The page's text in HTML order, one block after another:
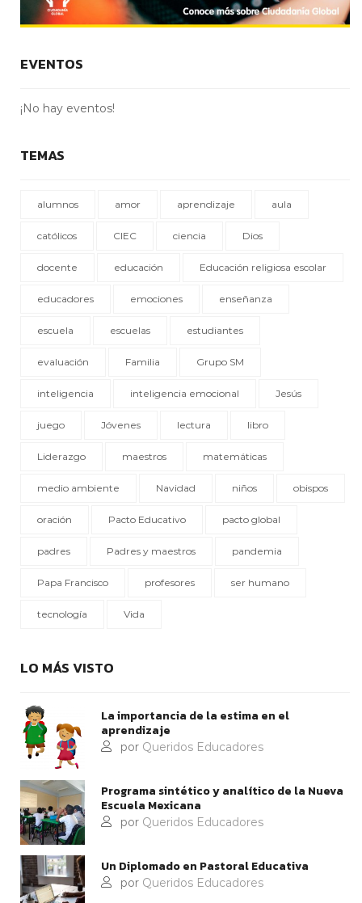
EVENTOS
¡No hay eventos!
TEMAS
alumnos amor aprendizaje aula
católicos CIEC ciencia Dios
docente educación Educación religiosa escolar
educadores emociones enseñanza
escuela escuelas estudiantes
evaluación Familia Grupo SM
inteligencia inteligencia emocional Jesús
juego Jóvenes lectura libro
Liderazgo maestros matemáticas
medio ambiente Navidad niños obispos
oración Pacto Educativo pacto global
padres Padres y maestros pandemia
Papa Francisco profesores ser humano
tecnología Vida
LO MÁS VISTO
La importancia de la estima en el
aprendizaje
por Queridos Educadores
Programa sintético y analítico de la Nueva
Escuela Mexicana
por Queridos Educadores
Un Diplomado en Pastoral Educativa
por Queridos Educadores